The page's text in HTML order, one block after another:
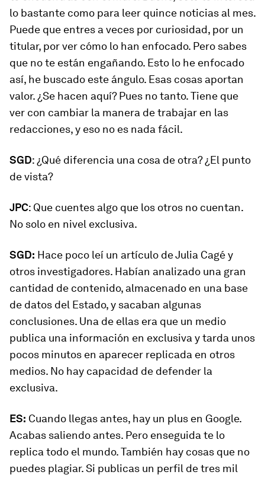
lo bastante como para leer quince noticias al mes.
Puede que entres a veces por curiosidad, por un
titular, por ver cómo lo han enfocado. Pero sabes
que no te están engañando. Esto lo he enfocado
así, he buscado este ángulo. Esas cosas aportan
valor. ¿Se hacen aquí? Pues no tanto. Tiene que
ver con cambiar la manera de trabajar en las
redacciones, y eso no es nada fácil.
SGD: ¿Qué diferencia una cosa de otra? ¿El punto
de vista?
JPC: Que cuentes algo que los otros no cuentan.
No solo en nivel exclusiva.
SGD: Hace poco leí un artículo de Julia Cagé y
otros investigadores. Habían analizado una gran
cantidad de contenido, almacenado en una base
de datos del Estado, y sacaban algunas
conclusiones. Una de ellas era que un medio
publica una información en exclusiva y tarda unos
pocos minutos en aparecer replicada en otros
medios. No hay capacidad de defender la
exclusiva.
ES: Cuando llegas antes, hay un plus en Google.
Acabas saliendo antes. Pero enseguida te lo
replica todo el mundo. También hay cosas que no
puedes plagiar. Si publicas un perfil de tres mil